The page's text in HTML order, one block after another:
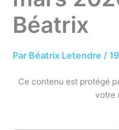
Béatrix
Par Béatrix Letendre /
Ce contenu est protégé
votre